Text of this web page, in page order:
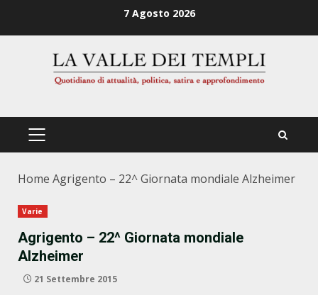
7 Agosto 2026
PRIMÄRES
Home Agrigento – 22^ Giornata mondiale Alzheimer
Varie
Agrigento – 22^ Giornata mondiale
Alzheimer
21 Settembre 2015